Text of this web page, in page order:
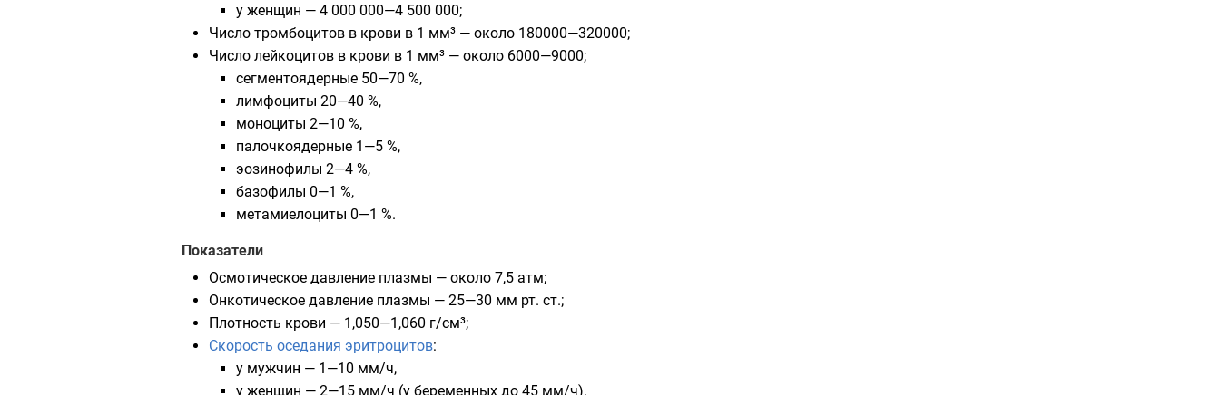
у женщин — 4 000 000—4 500 000;
Число тромбоцитов в крови в 1 мм³ — около 180000—320000;
Число лейкоцитов в крови в 1 мм³ — около 6000—9000;
сегментоядерные 50—70 %,
лимфоциты 20—40 %,
моноциты 2—10 %,
палочкоядерные 1—5 %,
эозинофилы 2—4 %,
базофилы 0—1 %,
метамиелоциты 0—1 %.
Показатели
Осмотическое давление плазмы — около 7,5 атм;
Онкотическое давление плазмы — 25—30 мм рт. ст.;
Плотность крови — 1,050—1,060 г/см³;
Скорость оседания эритроцитов:
у мужчин — 1—10 мм/ч,
у женщин — 2—15 мм/ч (у беременных до 45 мм/ч).